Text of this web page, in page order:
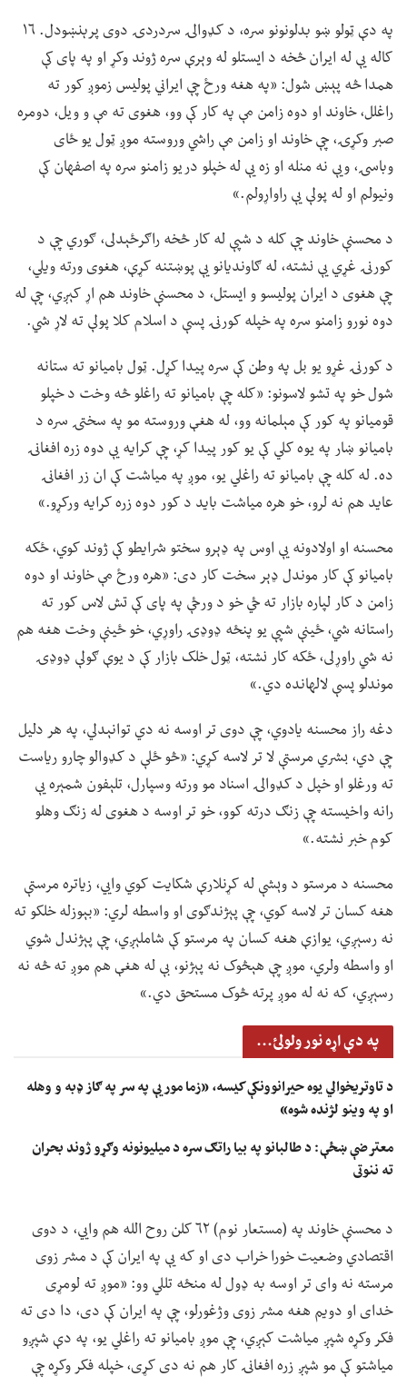
په دې ټولو ښو بدلونونو سره، د کډوالۍ سردردۍ دوی پرېنښودل. ۱۶
کاله یې له ایران څخه د ایستلو له وېرې سره ژوند وکړ او په پای کې
همدا څه پېښ شول: «په هغه ورځ چې ایراني پولیس زموږ کور ته
راغلل، خاوند او دوه زامن مې په کار کې وو، هغوی ته مې و ویل، دومره
صبر وکړۍ، چې خاوند او زامن مې راشي وروسته موږ ټول یو ځای
وباسۍ، ویې نه منله او زه یې له خپلو دریو زامنو سره په اصفهان کې
ونیولم او له پولې یې راواړولم.»
د محسنې خاوند چې کله د شپې له کار څخه راګرځېدلی، ګوري چې د
کورنۍ غړي یې نشته، له ګاوندیانو یې پوښتنه کړې، هغوی ورته ویلي،
چې هغوی د ایران پولیسو و ایستل، د محسنې خاوند هم اړ کېږي، چې له
دوه نورو زامنو سره په خپله کورنۍ پسې د اسلام کلا پولې ته لاړ شي.
د کورنۍ غړو یو بل په وطن کې سره پیدا کړل. ټول بامیانو ته ستانه
شول خو په تشو لاسونو: «کله چې بامیانو ته راغلو څه وخت د خپلو
قومیانو په کور کې مېلمانه وو، له هغې وروسته مو په سختۍ سره د
بامیانو ښار په یوه کلي کې یو کور پیدا کړ، چې کرایه یې دوه زره افغانۍ
ده. له کله چې بامیانو ته راغلي یو، موږ په میاشت کې ان زر افغانۍ
عاید هم نه لرو، خو هره میاشت باید د کور دوه زره کرایه ورکړو.»
محسنه او اولادونه یې اوس په ډېرو سختو شرایطو کې ژوند کوي، ځکه
بامیانو کې کار موندل ډېر سخت کار دی: «هره ورځ مې خاوند او دوه
زامن د کار لپاره بازار ته ځي خو د ورځې په پای کې تش لاس کور ته
راستانه شي، ځینې شپې یو پنځه ډوډۍ راوړي، خو ځینې وخت هغه هم
نه شي راوړلی، ځکه کار نشته، ټول خلک بازار کې د یوې ګولې ډوډۍ
موندلو پسې لالهانده دي.»
دغه راز محسنه یادوي، چې دوی تر اوسه نه دي توانېدلي، په هر دلیل
چې دي، بشري مرستې لا تر لاسه کړي: «څو ځلې د کډوالو چارو ریاست
ته ورغلو او خپل د کډوالۍ اسناد مو ورته وسپارل، تلېفون شمېره یې
رانه واخیسته چې زنګ درته کوو، خو تر اوسه د هغوی له زنګ وهلو
کوم خبر نشته.»
محسنه د مرستو د وېشې له کړنلارې شکایت کوي وايي، زیاتره مرستې
هغه کسان تر لاسه کوي، چې پېژندګوی او واسطه لري: «بېوزله خلکو ته
نه رسېږي، یوازې هغه کسان په مرستو کې شاملېږي، چې پېژندل شوي
او واسطه ولري، موږ چې هېڅوک نه پېژنو، بې له هغې هم موږ ته څه نه
رسېږي، که نه له موږ پرته څوک مستحق دي.»
په دې اړه نور ولولئ...
د تاوتریخوالي یوه حیرانوونکې کیسه، «زما مور یې په سر په ګاز ډبه و وهله
او په وینو لژنده شوه»
معترضې ښځې: د طالبانو په بیا راتګ سره د میلیونونه وګړو ژوند بحران
ته ننوتی
د محسنې خاوند په (مستعار نوم) ۶۲ کلن روح الله هم وايي، د دوی
اقتصادي وضعیت خورا خراب دی او که یې په ایران کې د مشر زوی
مرسته نه وای تر اوسه به ډول له منځه تللي وو: «موږ ته لومړی
خدای او دویم هغه مشر زوی وژغورلو، چې په ایران کې دی، دا دی ته
فکر وکړه شپږ میاشت کېږي، چې موږ بامیانو ته راغلي یو، په دې شپږو
میاشتو کې مو شپږ زره افغانۍ کار هم نه دی کړی، خپله فکر وکړه چې